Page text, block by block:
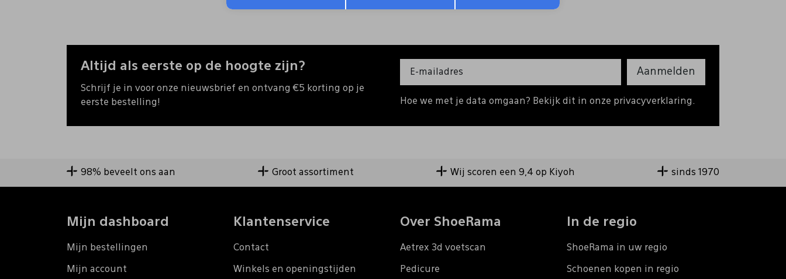
Altijd als eerste op de hoogte zijn?
Schrijf je in voor onze nieuwsbrief en ontvang €5 korting op je
eerste bestelling!
Aanmelden
Hoe we met je data omgaan? Bekijk dit in onze privacyverklaring.
98% beveelt ons aan Groot assortiment Wij scoren een 9,4 op Kiyoh sinds 1970
Mijn dashboard
Mijn bestellingen
Mijn account
Klantenservice
Contact
Winkels en openingstijden
Over ShoeRama
Aetrex 3d voetscan
Pedicure
In de regio
ShoeRama in uw regio
Schoenen kopen in regio